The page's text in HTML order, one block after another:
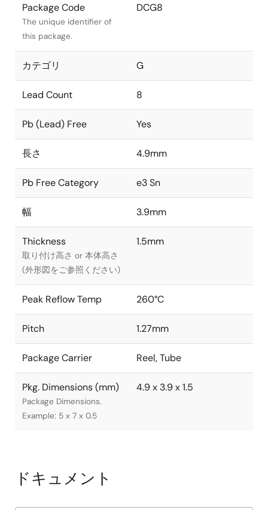
Package Code
The unique identifier of
this package.
DCG8
カテゴリ G
Lead Count 8
Pb (Lead) Free Yes
長さ 4.9mm
Pb Free Category e3 Sn
幅 3.9mm
Thickness
取り付け高さ or 本体高さ
(外形図をご参照ください)
1.5mm
Peak Reflow Temp 260°C
Pitch 1.27mm
Package Carrier Reel, Tube
Pkg. Dimensions (mm)
Package Dimensions.
Example: 5 x 7 x 0.5
4.9 x 3.9 x 1.5
ドキュメント